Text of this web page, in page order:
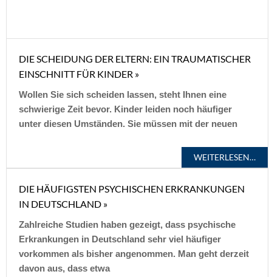
DIE SCHEIDUNG DER ELTERN: EIN TRAUMATISCHER
EINSCHNITT FÜR KINDER »
Wollen Sie sich scheiden lassen, steht Ihnen eine
schwierige Zeit bevor. Kinder leiden noch häufiger
unter diesen Umständen. Sie müssen mit der neuen
WEITERLESEN…
DIE HÄUFIGSTEN PSYCHISCHEN ERKRANKUNGEN
IN DEUTSCHLAND »
Zahlreiche Studien haben gezeigt, dass psychische
Erkrankungen in Deutschland sehr viel häufiger
vorkommen als bisher angenommen. Man geht derzeit
davon aus, dass etwa